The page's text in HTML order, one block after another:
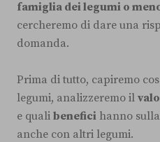
famiglia dei legumi o
cercheremo di dare una
domanda.
Prima di tutto, capiremo
legumi, analizzeremo il
e quali benefici hanno
anche con altri legumi.